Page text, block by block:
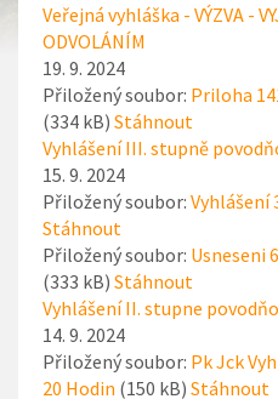
Veřejná vyhláška - VÝZVA -
ODVOLÁNÍM
19. 9. 2024
Přiložený soubor: Priloha
(334 kB) Stáhnout
Vyhlášení III. stupně
15. 9. 2024
Přiložený soubor: Vyhlášení
Stáhnout
Přiložený soubor: Usneseni
(333 kB) Stáhnout
Vyhlášení II. stupne
14. 9. 2024
Přiložený soubor: Pk Jck
20 Hodin (150 kB) Stáhnout